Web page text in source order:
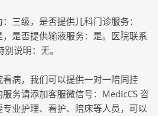
三级，是否提供儿科门诊服务：
是否提供输液服务：是。医院联系
说明：无。
看病，我们可以提供一对一陪同挂
务请添加客服微信号：MedicCS 咨
业护理、看护、陪床等人员，可以